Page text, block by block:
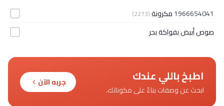
1966654041مكرونة(2273)
صوص أبيض بفواكة بحر
اطبخ باللي عندك
ابحث عن وصفات بناءً على مكوناتك.
جربه الآن